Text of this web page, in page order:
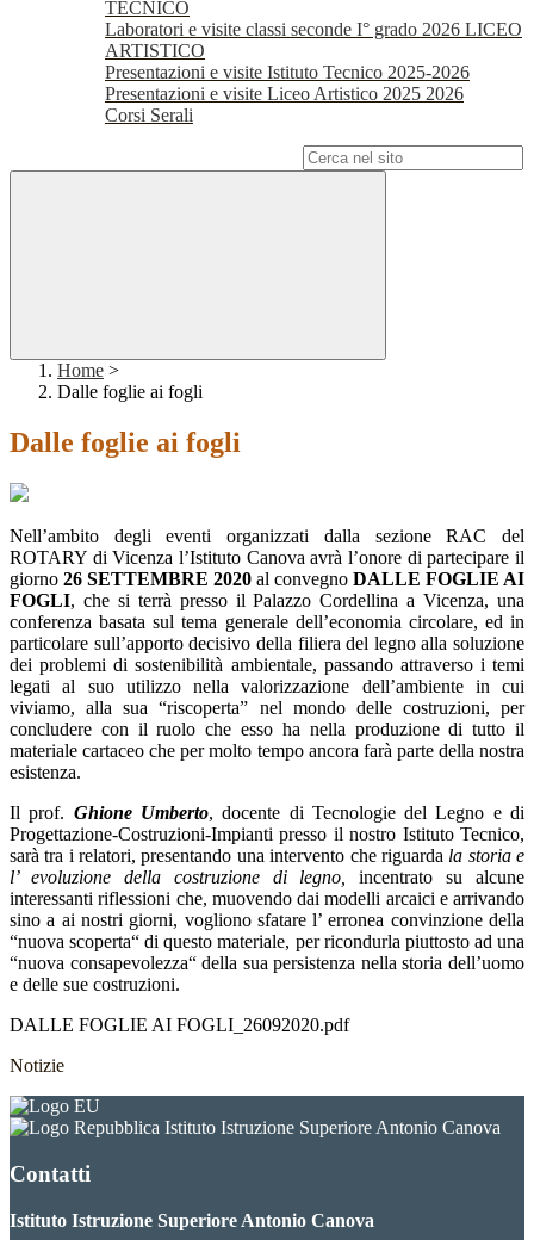
TECNICO
Laboratori e visite classi seconde I° grado 2026 LICEO
ARTISTICO
Presentazioni e visite Istituto Tecnico 2025-2026
Presentazioni e visite Liceo Artistico 2025 2026
Corsi Serali
Home >
Dalle foglie ai fogli
Dalle foglie ai fogli
Nell’ambito degli eventi organizzati dalla sezione RAC del
ROTARY di Vicenza l’Istituto Canova avrà l’onore di partecipare il
giorno 26 SETTEMBRE 2020 al convegno DALLE FOGLIE AI
FOGLI, che si terrà presso il Palazzo Cordellina a Vicenza, una
conferenza basata sul tema generale dell’economia circolare, ed in
particolare sull’apporto decisivo della filiera del legno alla soluzione
dei problemi di sostenibilità ambientale, passando attraverso i temi
legati al suo utilizzo nella valorizzazione dell’ambiente in cui
viviamo, alla sua “riscoperta” nel mondo delle costruzioni, per
concludere con il ruolo che esso ha nella produzione di tutto il
materiale cartaceo che per molto tempo ancora farà parte della nostra
esistenza.
Il prof. Ghione Umberto, docente di Tecnologie del Legno e di
Progettazione-Costruzioni-Impianti presso il nostro Istituto Tecnico,
sarà tra i relatori, presentando una intervento che riguarda la storia e
l’ evoluzione della costruzione di legno,
incentrato su alcune
interessanti riflessioni che, muovendo dai modelli arcaici e arrivando
sino a ai nostri giorni, vogliono sfatare l’ erronea convinzione della
“nuova scoperta“ di questo materiale, per ricondurla piuttosto ad una
“nuova consapevolezza“ della sua persistenza nella storia dell’uomo
e delle sue costruzioni.
DALLE FOGLIE AI FOGLI_26092020.pdf
Notizie
Istituto Istruzione Superiore Antonio Canova
Contatti
Istituto Istruzione Superiore Antonio Canova